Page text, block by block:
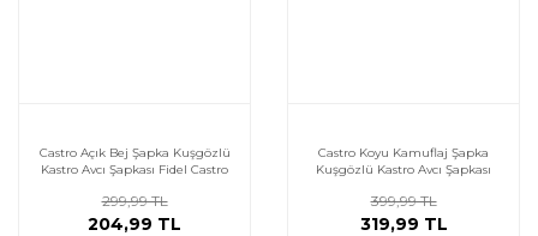
Castro Açık Bej Şapka Kuşgözlü
Kastro Avcı Şapkası Fidel Castro
299,99 TL
204,99 TL
Castro Koyu Kamuflaj Şapka
Kuşgözlü Kastro Avcı Şapkası
399,99 TL
319,99 TL